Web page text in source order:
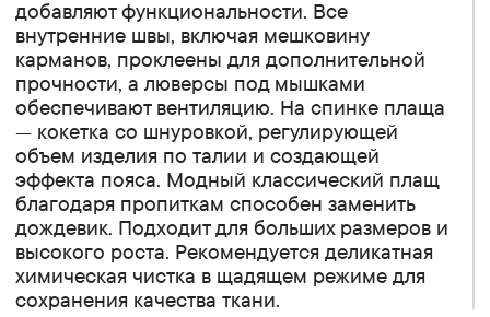
добавляют функциональности. Все
внутренние швы, включая мешковину
карманов, проклеены для дополнительной
прочности, а люверсы под мышками
обеспечивают вентиляцию. На спинке плаща
— кокетка со шнуровкой, регулирующей
объем изделия по талии и создающей
эффекта пояса. Модный классический плащ
благодаря пропиткам способен заменить
дождевик. Подходит для больших размеров и
высокого роста. Рекомендуется деликатная
химическая чистка в щадящем режиме для
сохранения качества ткани.